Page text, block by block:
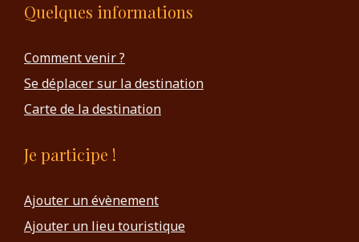
Quelques informations
Comment venir ?
Se déplacer sur la destination
Carte de la destination
Je participe !
Ajouter un évènement
Ajouter un lieu touristique